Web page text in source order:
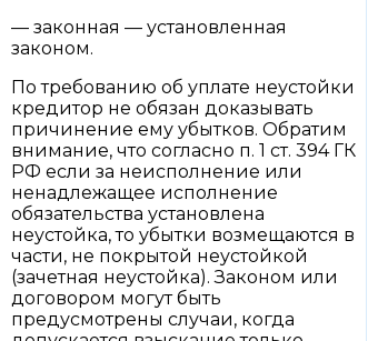
— законная — установленная
законом.
По требованию об уплате неустойки
кредитор не обязан доказывать
причинение ему убытков. Обратим
внимание, что согласно п. 1 ст. 394 ГК
РФ если за неисполнение или
ненадлежащее исполнение
обязательства установлена
неустойка, то убытки возмещаются в
части, не покрытой неустойкой
(зачетная неустойка). Законом или
договором могут быть
предусмотрены случаи, когда